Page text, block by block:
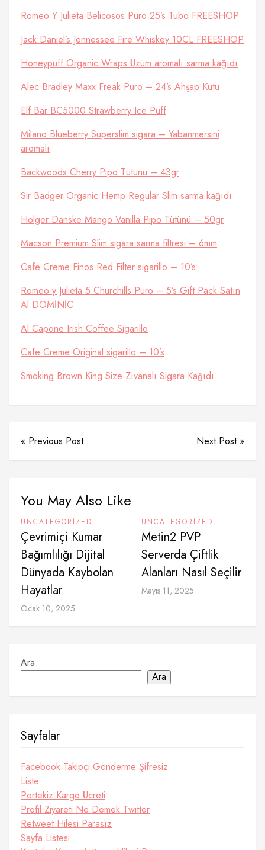
Romeo Y Julieta Belicosos Puro 25’s Tubo FREESHOP
Jack Daniel’s Jennessee Fire Whiskey 10CL FREESHOP
Honeypuff Organic Wraps Üzüm aromalı sarma kağıdı
Alec Bradley Maxx Freak Puro – 24’s Ahşap Kutu
Elf Bar BC5000 Strawberry Ice Puff
Milano Blueberry Süperslim sigara – Yabanmersini
aromalı
Backwoods Cherry Pipo Tütünü – 43gr
Sir Badger Organic Hemp Regular Slim sarma kağıdı
Holger Danske Mango Vanilla Pipo Tütünü – 50gr
Macson Premium Slim sigara sarma filtresi – 6mm
Cafe Creme Finos Red Filter sigarillo – 10’s
Romeo y Julieta 5 Churchills Puro – 5’s Gift Pack Satın
Al DOMİNİC
Al Capone Irish Coffee Sigarillo
Cafe Creme Original sigarillo – 10’s
Smoking Brown King Size Zıvanalı Sigara Kağıdı
« Previous Post Next Post »
You May Also Like
UNCATEGORIZED
Çevrimiçi Kumar
Bağımlılığı Dijital
Dünyada Kaybolan
Hayatlar
Ocak 10, 2025
UNCATEGORIZED
Metin2 PVP
Serverda Çiftlik
Alanları Nasıl Seçilir
Mayıs 11, 2025
Ara
Ara
Sayfalar
Facebook Takipçi Gönderme Şifresiz
Liste
Portekiz Kargo Ücreti
Profil Ziyareti Ne Demek Twitter
Retweet Hilesi Parasız
Sayfa Listesi